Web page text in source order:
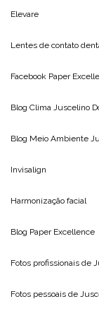
Elevare
Lentes de contato
Facebook Paper
Blog Clima Juscelino
Blog Meio Ambiente
Invisalign
Harmonização facial
Blog Paper Excellence
Fotos profissionais de
Fotos pessoais de